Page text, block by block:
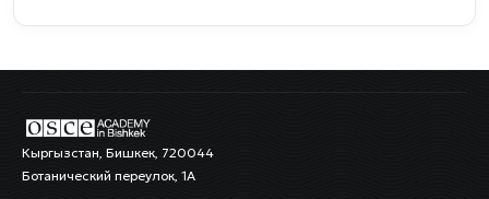
Кыргызстан, Бишкек, 720044
Ботанический переулок, 1А